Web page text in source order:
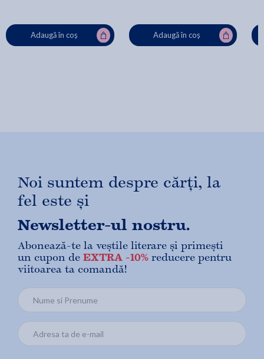
Adaugă în coș Adaugă în coș
Noi suntem despre cărți, la
fel este și
Newsletter-ul nostru.
Abonează-te la veștile literare și primești
un cupon de EXTRA -10% reducere pentru
viitoarea ta comandă!